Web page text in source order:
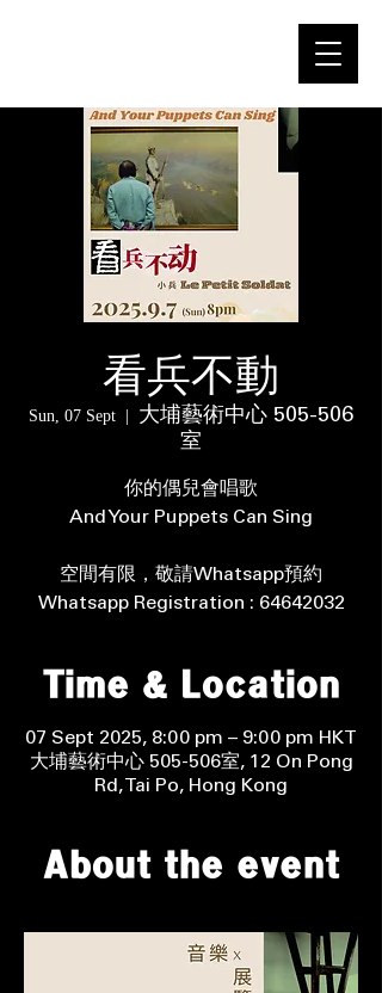
看兵不動
Sun, 07 Sept
大埔藝術中心 505-506
室
你的偶兒會唱歌
And Your Puppets Can Sing
空間有限，敬請Whatsapp預約
Whatsapp Registration : 64642032
Time & Location
07 Sept 2025, 8:00 pm – 9:00 pm HKT
大埔藝術中心 505-506室, 12 On Pong
Rd, Tai Po, Hong Kong
About the event